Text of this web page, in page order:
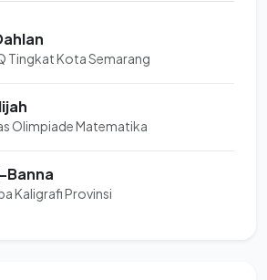
Tingkat Kota Semarang
Olimpiade Matematika
Banna
Kaligrafi Provinsi